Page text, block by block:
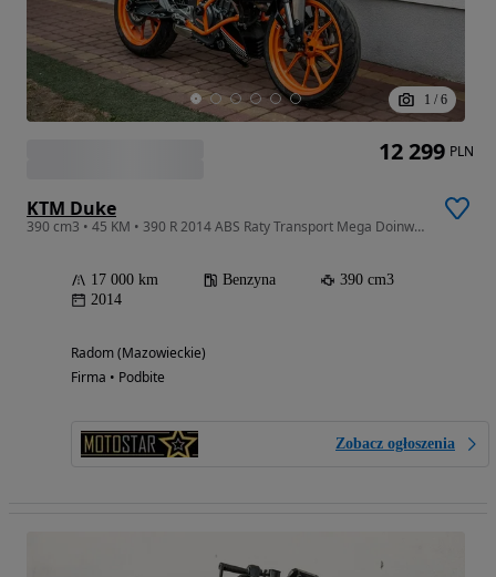
1 / 6
KTM Duke
390 cm3 • 45 KM • 390 R 2014 ABS Raty Transport Mega Doinwestowany KAT A2
17 000 km Benzyna
390 cm3
2014
Radom (Mazowieckie)
Firma • Podbite
Zobacz ogłoszenia
12 299 PLN